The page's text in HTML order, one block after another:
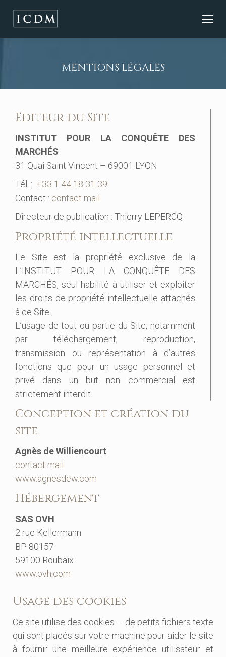
MENTIONS LÉGALES
Editeur du Site
INSTITUT POUR LA CONQUÊTE DES
MARCHÉS
31 Quai Saint Vincent – 69001 LYON
Tél. : +33 1 44 18 31 39
Contact : contact mail
Directeur de publication : Thierry LEPERCQ
Propriété intellectuelle
Le Site est la propriété exclusive de la
L’INSTITUT POUR LA CONQUÊTE DES
MARCHÉS, seul habilité à utiliser et exploiter
les droits de propriété intellectuelle attachés
à ce Site.
L’usage de tout ou partie du Site, notamment
par téléchargement, reproduction,
transmission ou représentation à d’autres
fonctions que pour un usage personnel et
privé dans un but non commercial est
strictement interdit.
Conception et création du
site
Agnès de Williencourt
contact mail
www.agnesdew.com
Hébergement
SAS OVH
2 rue Kellermann
BP 80157
59100 Roubaix
www.ovh.com
Usage des cookies
Ce site utilise des cookies – de petits fichiers texte
qui sont placés sur votre machine pour aider le site
à fournir une meilleure expérience utilisateur et